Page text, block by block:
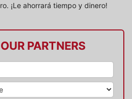
¡Le ahorrará tiempo y dinero!
PARTNERS